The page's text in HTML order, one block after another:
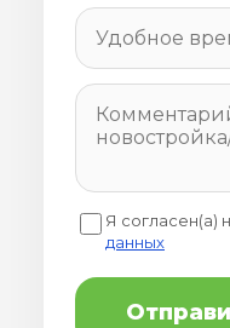
Я согласен(а)
данных